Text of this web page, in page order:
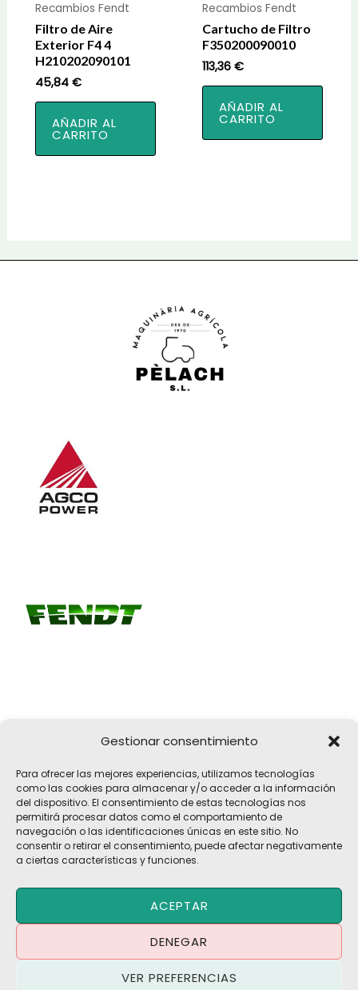
Gestionar consentimiento
Para ofrecer las mejores experiencias, utilizamos tecnologías
como las cookies para almacenar y/o acceder a la información
del dispositivo. El consentimiento de estas tecnologías nos
permitirá procesar datos como el comportamiento de
navegación o las identificaciones únicas en este sitio. No
consentir o retirar el consentimiento, puede afectar negativamente
a ciertas características y funciones.
ACEPTAR
DENEGAR
VER PREFERENCIAS
Recambios Fendt
Filtro de Aire
Exterior F4 4
H210202090101
45,84 €
AÑADIR AL
CARRITO
Recambios Fendt
Cartucho de Filtro
F350200090010
113,36€
AÑADIR AL
CARRITO
17183 Vilobí d'Onyar, Girona
pelach@pelach.es
☎972 47 30 61
Copyright © 2026 Maquinària Agrícola Pèlach, S.L | Powered by
Maria CB
Política de Privacidad·Política de Cookies·Aviso Legal
Términos y Condiciones·Contacto·Trabaja con Nosotros